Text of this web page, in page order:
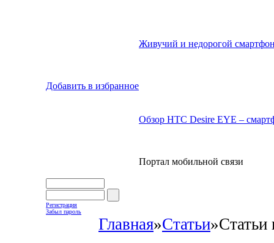
Добавить в избранное
Живучий и недорогой
Обзор HTC Desire EYE –
Портал мобильной связи
Регистрация
Забыл пароль
Главная»Статьи»Статьи